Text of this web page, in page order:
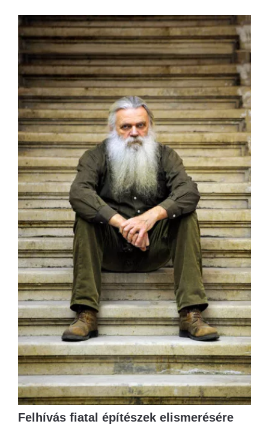
Felhívás fiatal építészek elismerésére